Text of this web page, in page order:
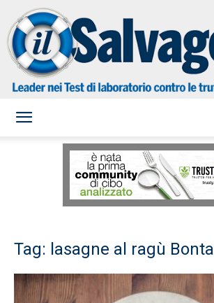
Salvagente
Tag: lasagne al ragù Bontal